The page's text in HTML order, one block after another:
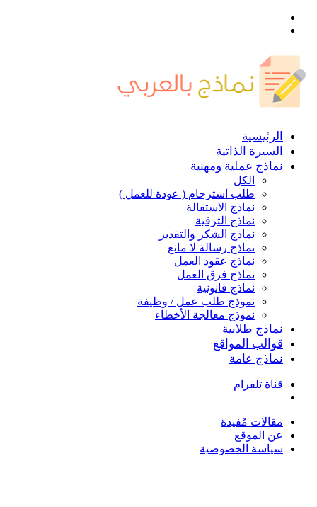
الرئيسية
السيرة الذاتية
نماذج عملية ومهنية
الكل
طلب استرحام ( عودة للعمل )
نماذج الاستقالة
نماذج الترقية
نماذج الشكر والتقدير
نماذج رسالة لا مانع
نماذج عقود العمل
نماذج فرق العمل
نماذج قانونية
نموذج طلب عمل / وظيفة
نموذج معالجة الأخطاء
نماذج طلابية
قوالب المواقع
نماذج عامة
قناة تلقرام
مقالات مُفيدة
عن الموقع
سياسة الخصوصية